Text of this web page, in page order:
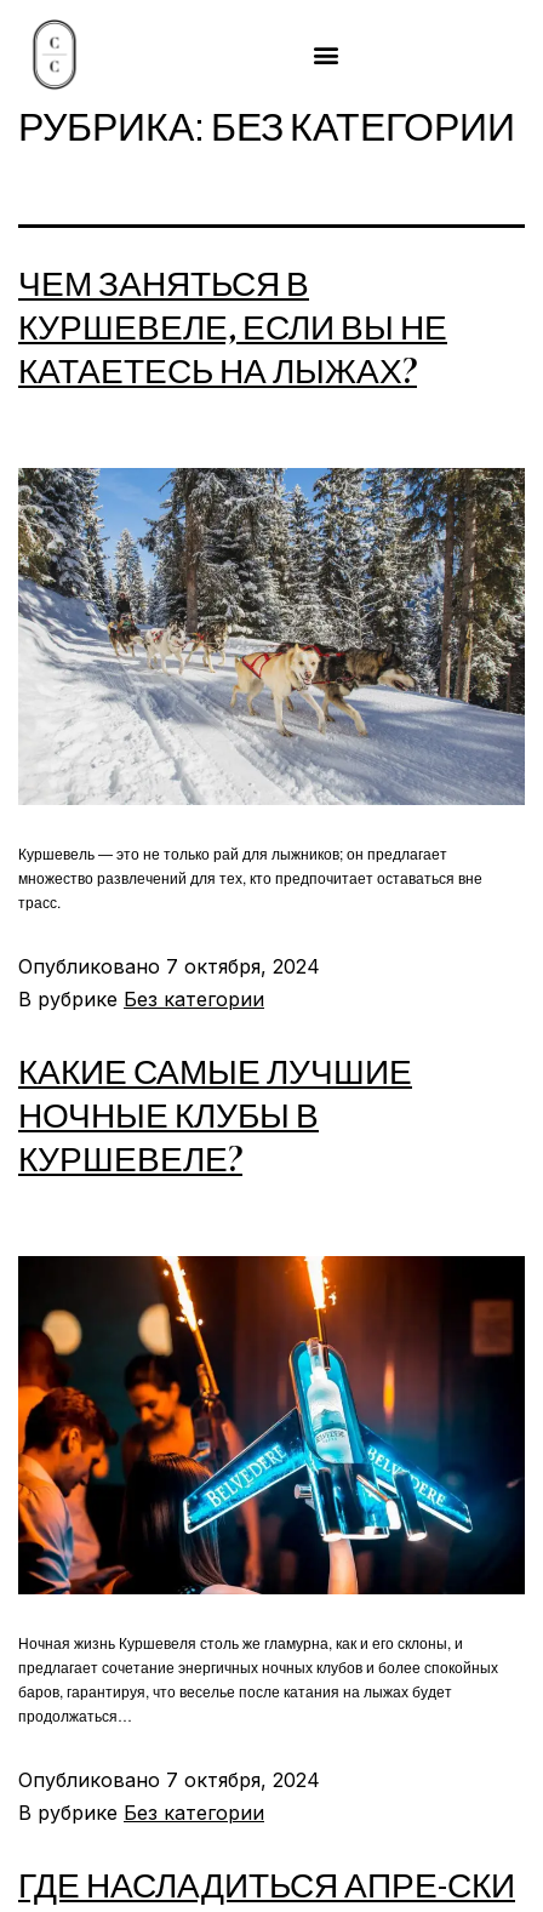
РУБРИКА: БЕЗ КАТЕГОРИИ
ЧЕМ ЗАНЯТЬСЯ В
КУРШЕВЕЛЕ, ЕСЛИ ВЫ НЕ
КАТАЕТЕСЬ НА ЛЫЖАХ?
Куршевель — это не только рай для лыжников; он предлагает
множество развлечений для тех, кто предпочитает оставаться вне
трасс.
Опубликовано 7 октября, 2024
В рубрике Без категории
КАКИЕ САМЫЕ ЛУЧШИЕ
НОЧНЫЕ КЛУБЫ В
КУРШЕВЕЛЕ?
Ночная жизнь Куршевеля столь же гламурна, как и его склоны, и
предлагает сочетание энергичных ночных клубов и более спокойных
баров, гарантируя, что веселье после катания на лыжах будет
продолжаться…
Опубликовано 7 октября, 2024
В рубрике Без категории
ГДЕ НАСЛАДИТЬСЯ АПРЕ-СКИ